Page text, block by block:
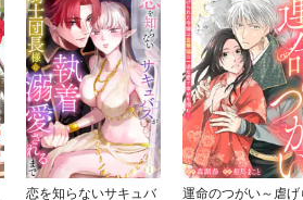
恋を知らないサキュバ
運命のつがい～虐げ